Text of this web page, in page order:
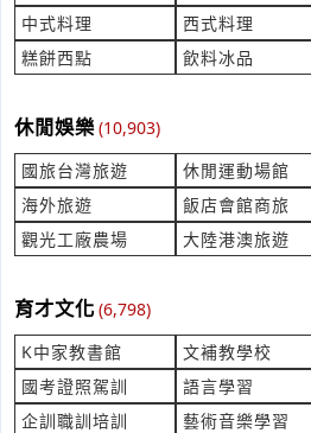
來自:施OO 詢價
時間:08/07 14:40
***c.shih@sentosa.com.tw
薄膜贴片电容器需求
產業:被動元件半導體
來自:FOOTOOEOOLOOTOONOO
時間:08/07 14:39
***ven.chan@ftelectronic.com
設備要送修詢價費用
產業:設備管線裝設
來自:驊OO技OO有OO司 詢價
時間:08/07 14:34
***ams@cyber-voice.com
我有一台小米
中式料理
西式料理
糕餅西點
飲料冰品
休閒娛樂(10,903)
國旅台灣旅遊
休閒運動場館
海外旅遊
飯店會館商旅
觀光工廠農場
大陸港澳旅遊
育才文化(6,798)
K中家教書館
文補教學校
國考證照駕訓
語言學習
企訓職訓培訓
藝術音樂學習